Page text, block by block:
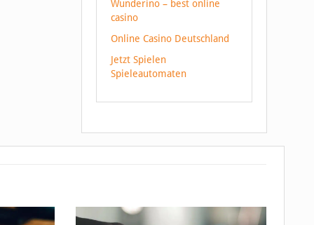
Wunderino – best online
casino
Online Casino Deutschland
Jetzt Spielen
Spieleautomaten